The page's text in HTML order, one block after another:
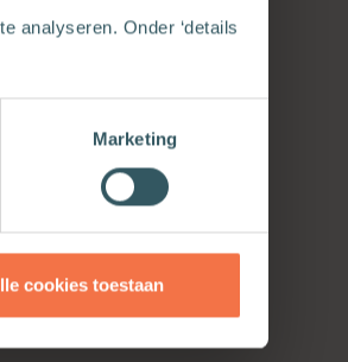
analyseren. Onder ‘details
Marketing
cookies toestaan
de
Maar
met haar